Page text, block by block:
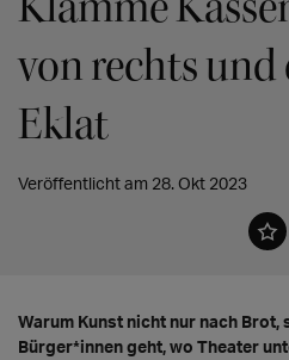
von rechts und
Eklat
Veröffentlicht am 28. Okt 2023
Warum Kunst nicht nur nach Brot,
Bürger*innen geht, wo Theater